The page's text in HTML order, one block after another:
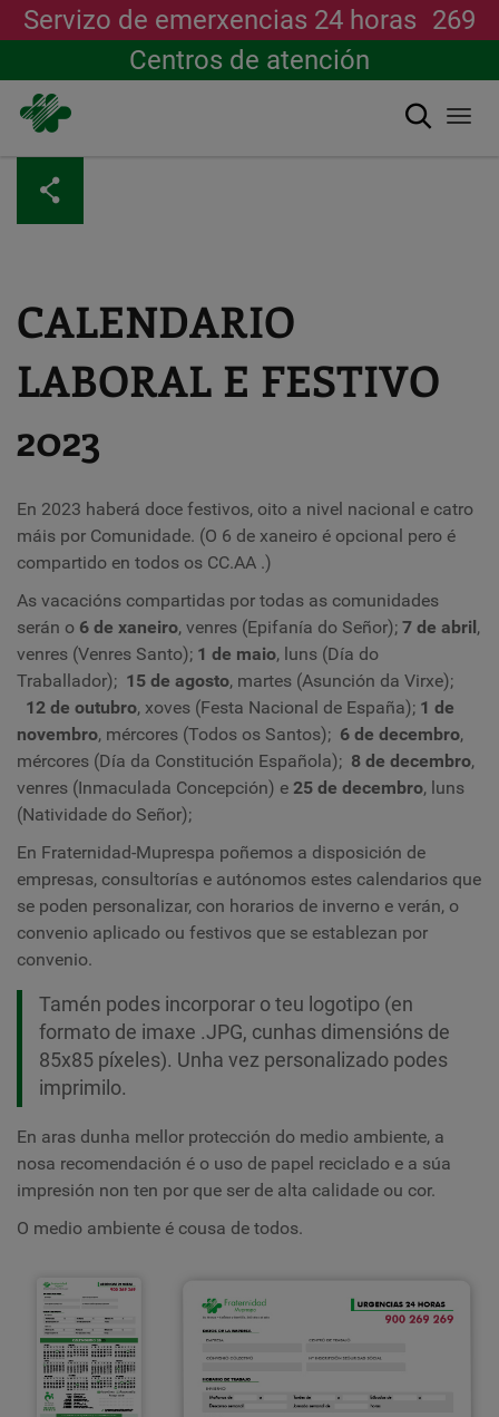
contido
principal
Servizo de emerxencias 24 horas 269
Centros de atención
Buscar
CALENDARIO
LABORAL E FESTIVO
2023
En 2023 haberá doce festivos, oito a nivel nacional e catro
máis por Comunidade. (O 6 de xaneiro é opcional pero é
compartido en todos os CC.AA .)
As vacacións compartidas por todas as comunidades
serán o 6 de xaneiro, venres (Epifanía do Señor); 7 de abril,
venres (Venres Santo); 1 de maio, luns (Día do
Traballador); 15 de agosto, martes (Asunción da Virxe);
12 de outubro, xoves (Festa Nacional de España); 1 de
novembro, mércores (Todos os Santos); 6 de decembro,
mércores (Día da Constitución Española); 8 de decembro,
venres (Inmaculada Concepción) e 25 de decembro, luns
(Natividade do Señor);
En Fraternidad-Muprespa poñemos a disposición de
empresas, consultorías e autónomos estes calendarios que
se poden personalizar, con horarios de inverno e verán, o
convenio aplicado ou festivos que se establezan por
convenio.
Tamén podes incorporar o teu logotipo (en
formato de imaxe .JPG, cunhas dimensións de
85x85 píxeles). Unha vez personalizado podes
imprimilo.
En aras dunha mellor protección do medio ambiente, a
nosa recomendación é o uso de papel reciclado e a súa
impresión non ten por que ser de alta calidade ou cor.
O medio ambiente é cousa de todos.